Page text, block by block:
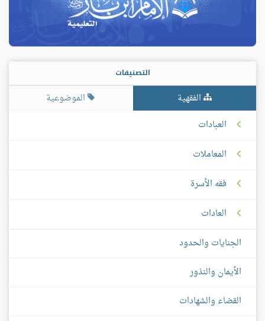
التصنيفات
الفقهية
الموضوعية
العبادات
المعاملات
فقه الأسرة
العادات
الجنايات والحدود
الأيمان والنذور
القضاء والشهادات